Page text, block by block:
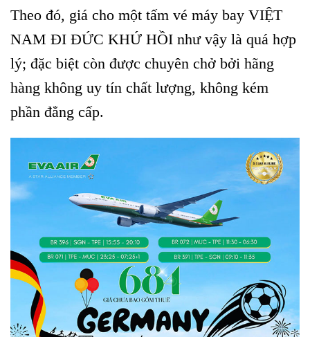
Theo đó, giá cho một tấm vé máy bay VIỆT
NAM ĐI ĐỨC KHỨ HỒI như vậy là quá hợp
lý; đặc biệt còn được chuyên chở bởi hãng
hàng không uy tín chất lượng, không kém
phần đẳng cấp.